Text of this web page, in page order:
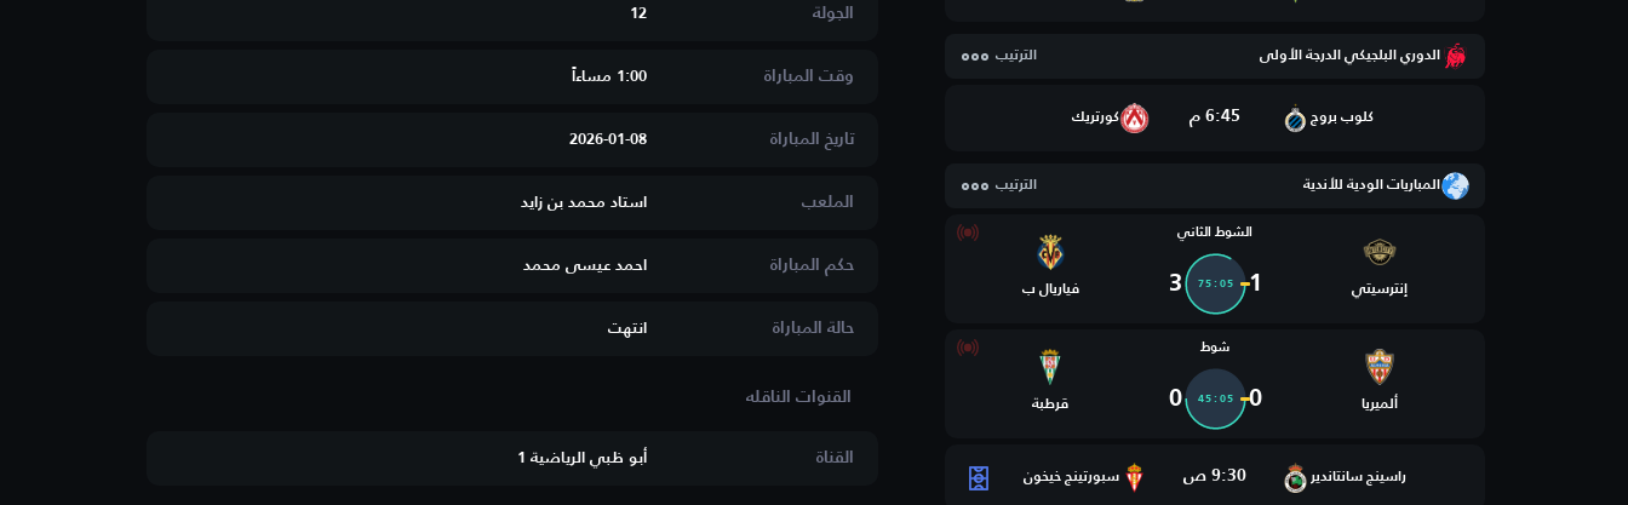
الدوري البلجيكي الدرجة الأولى الترتيب
كلوب بروج 6:45 م كورتريك
المباريات الودية للأندية الترتيب
إنترسيتي
الشوط الثاني
1
75:05
3 فياريال ب
ألميريا
شوط
0
45:05
0 قرطبة
راسينج سانتاندير 9:30 ص سبورتينج خيخون
الجولة 12
وقت المباراة 1:00 مساءاََ
تاريخ المباراة 2026-01-08
الملعب استاد محمد بن زايد
حكم المباراة احمد عيسى محمد
حالة المباراة انتهت
القناة أبو ظبي الرياضية 1